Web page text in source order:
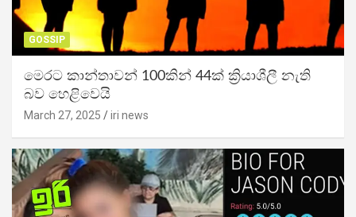
GOSSIP
මෙරට කාන්තාවන් 100කින් 44ක් ක්‍රියාශීලී නැති
බව හෙළිවෙයි
March 27, 2025 iri news